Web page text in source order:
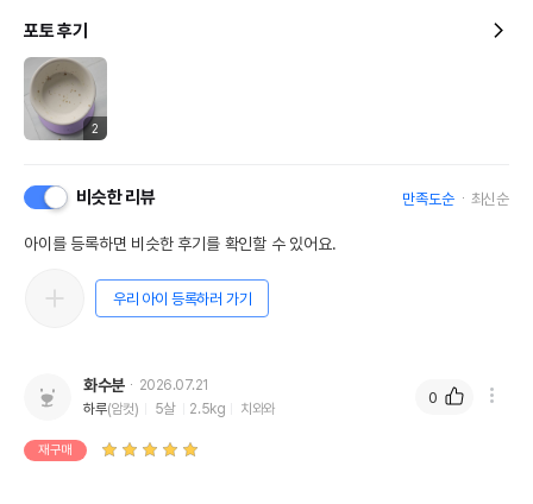
포토 후기
2
비슷한 리뷰 만족도순 최신순
아이를 등록하면 비슷한 후기를 확인할 수 있어요.
우리 아이 등록하러 가기
화수분
2026.07.21
하루(암컷) 5살 2.5kg 치와와
재구매
0